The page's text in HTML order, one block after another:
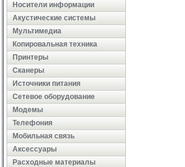
Носители информации
Акустические системы
Мультимедиа
Копировальная техника
Принтеры
Сканеры
Источники питания
Сетевое оборудование
Модемы
Телефония
Мобильная связь
Аксессуары
Расходные материалы